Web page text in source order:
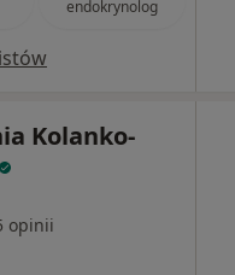
endokrynolog
Kolanko-
opinii